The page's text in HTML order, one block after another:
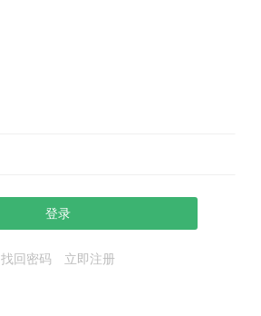
登录
找回密码 立即注册